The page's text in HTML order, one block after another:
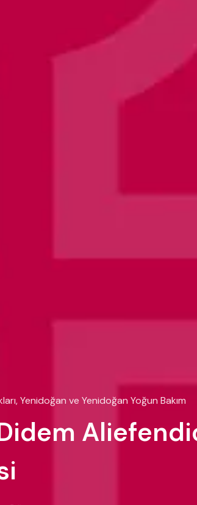
Yenidoğan ve Yenidoğan Yoğun Bakım